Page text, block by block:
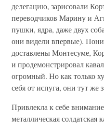
делегацию, зарисовали
переводчиков Марину и
пушки, ядра, даже двух
они видели впервые).
доставлены Монтесуме,
и продемонстрировал
огромный. Но как только
себя от испуга, они тут же
Привлекла к себе
металлическая солдатская